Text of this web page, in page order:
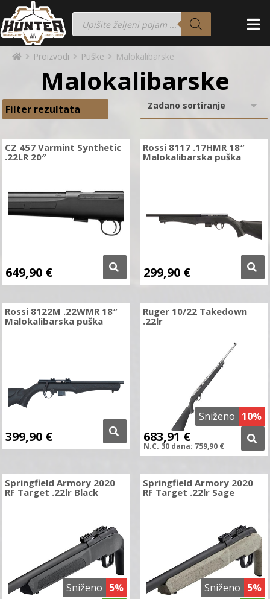
Proizvodi Puške Malokalibarske
Malokalibarske
Filter rezultata
CZ 457 Varmint Synthetic
.22LR 20″
649,90 €
Rossi 8117 .17HMR 18″
Malokalibarska puška
299,90 €
Rossi 8122M .22WMR 18″
Malokalibarska puška
399,90 €
Sniženo 10%
Ruger 10/22 Takedown
.22lr
683,91 €
N.C. 30 dana: 759,90 €
Sniženo 5%
Springfield Armory 2020
RF Target .22lr Black
Sniženo 5%
Springfield Armory 2020
RF Target .22lr Sage